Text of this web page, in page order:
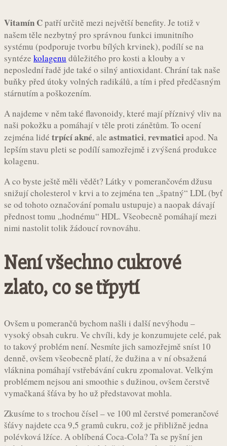
Vitamín Cpatří určitě mezi největší benefity. Je totiž v
našem těle nezbytný pro správnou funkci imunitního
systému (podporuje tvorbu bílých krvinek), podílí se na
syntéze kolagenu důležitého pro kosti a klouby a v
neposlední řadě jde také o silný antioxidant. Chrání tak naše
buňky před útoky volných radikálů, a tím i před předčasným
stárnutím a poškozením.
A najdeme v něm také flavonoidy, které mají příznivý vliv na
naši pokožku a pomáhají v těle proti zánětům. To ocení
zejména lidé trpící akné, ale astmatici,revmatici apod. Na
lepším stavu pleti se podílí samozřejmě i zvýšená produkce
kolagenu.
A co byste ještě měli vědět? Látky v pomerančovém džusu
snižují cholesterol v krvi a to zejména ten „špatný“ LDL (byť
se od tohoto označování pomalu ustupuje) a naopak dávají
přednost tomu „hodnému“ HDL. Všeobecně pomáhají mezi
nimi nastolit tolik žádoucí rovnováhu.
Není všechno cukrové
zlato, co se třpytí
Ovšem u pomerančů bychom našli i další nevýhodu –
vysoký obsah cukru. Ve chvíli, kdy je konzumujete celé, pak
to takový problém není. Nesmíte jich samozřejmě sníst 10
denně, ovšem všeobecně platí, že dužina a v ní obsažená
vláknina pomáhají vstřebávání cukru zpomalovat. Velkým
problémem nejsou ani smoothie s dužinou, ovšem čerstvě
vymačkaná šťáva by ho už představovat mohla.
Zkusíme to s trochou čísel – ve 100 ml čerstvé pomerančové
šťávy najdete cca 9,5 gramů cukru, což je přibližně jedna
polévková lžíce. A oblíbená Coca-Cola? Ta se pyšní jen